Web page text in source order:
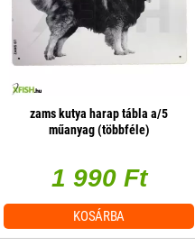
zams kutya harap tábla a/5
műanyag (többféle)
1 990 Ft
KOSÁRBA